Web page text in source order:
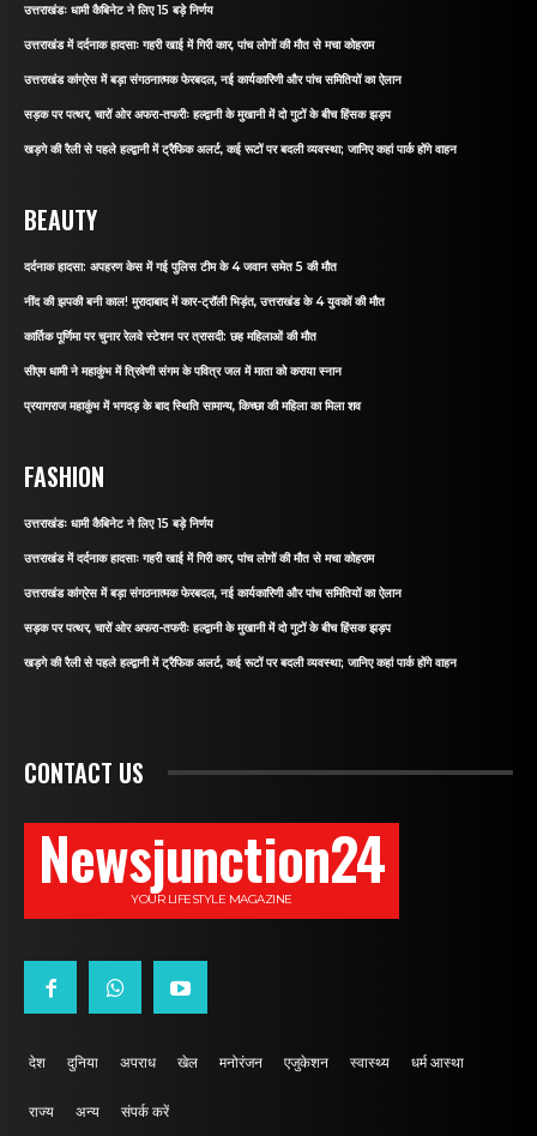
उत्तराखंडः धामी कैबिनेट ने लिए 15 बड़े निर्णय
उत्तराखंड में दर्दनाक हादसाः गहरी खाई में गिरी कार, पांच लोगों की मौत से मचा कोहराम
उत्तराखंड कांग्रेस में बड़ा संगठनात्मक फेरबदल, नई कार्यकारिणी और पांच समितियों का ऐलान
सड़क पर पत्थर, चारों ओर अफरा-तफरीः हल्द्वानी के मुखानी में दो गुटों के बीच हिंसक झड़प
खड़गे की रैली से पहले हल्द्वानी में ट्रैफिक अलर्ट, कई रूटों पर बदली व्यवस्था; जानिए कहां पार्क होंगे वाहन
BEAUTY
दर्दनाक हादसा: अपहरण केस में गई पुलिस टीम के 4 जवान समेत 5 की मौत
नींद की झपकी बनी काल! मुरादाबाद में कार-ट्रॉली भिड़ंत, उत्तराखंड के 4 युवकों की मौत
कार्तिक पूर्णिमा पर चुनार रेलवे स्टेशन पर त्रासदी: छह महिलाओं की मौत
सीएम धामी ने महाकुंभ में त्रिवेणी संगम के पवित्र जल में माता को कराया स्नान
प्रयागराज महाकुंभ में भगदड़ के बाद स्थिति सामान्य, किच्छा की महिला का मिला शव
FASHION
उत्तराखंडः धामी कैबिनेट ने लिए 15 बड़े निर्णय
उत्तराखंड में दर्दनाक हादसाः गहरी खाई में गिरी कार, पांच लोगों की मौत से मचा कोहराम
उत्तराखंड कांग्रेस में बड़ा संगठनात्मक फेरबदल, नई कार्यकारिणी और पांच समितियों का ऐलान
सड़क पर पत्थर, चारों ओर अफरा-तफरीः हल्द्वानी के मुखानी में दो गुटों के बीच हिंसक झड़प
खड़गे की रैली से पहले हल्द्वानी में ट्रैफिक अलर्ट, कई रूटों पर बदली व्यवस्था; जानिए कहां पार्क होंगे वाहन
CONTACT US
Newsjunction24
YOUR LIFESTYLE MAGAZINE
देश दुनिया अपराध खेल मनोरंजन एजुकेशन स्वास्थ्य धर्म आस्था
राज्य अन्य संपर्क करें